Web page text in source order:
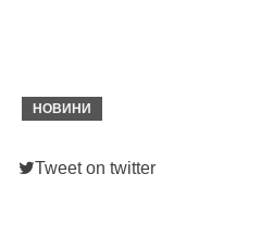
НОВИНИ
Tweet on twitter